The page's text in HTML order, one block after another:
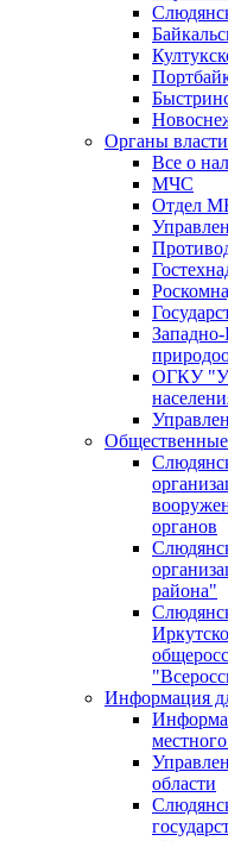
Органы власти
Все о
МЧС
Отдел
ОГКУ
Общественные
органов
района"
Информация
области